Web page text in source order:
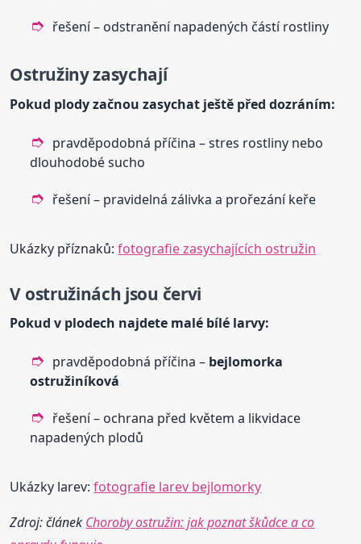
řešení – odstranění napadených částí rostliny
Ostružiny zasychají
Pokud plody začnou zasychat ještě před dozráním:
pravděpodobná příčina – stres rostliny nebo
dlouhodobé sucho
řešení – pravidelná zálivka a prořezání keře
Ukázky příznaků:fotografie zasychajících ostružin
V ostružinách jsou červi
Pokud v plodech najdete malé bílé larvy:
pravděpodobná příčina – bejlomorka
ostružiníková
řešení – ochrana před květem a likvidace
napadených plodů
Ukázky larev:fotografie larev bejlomorky
Zdroj: článek Choroby ostružin: jak poznat škůdce a co